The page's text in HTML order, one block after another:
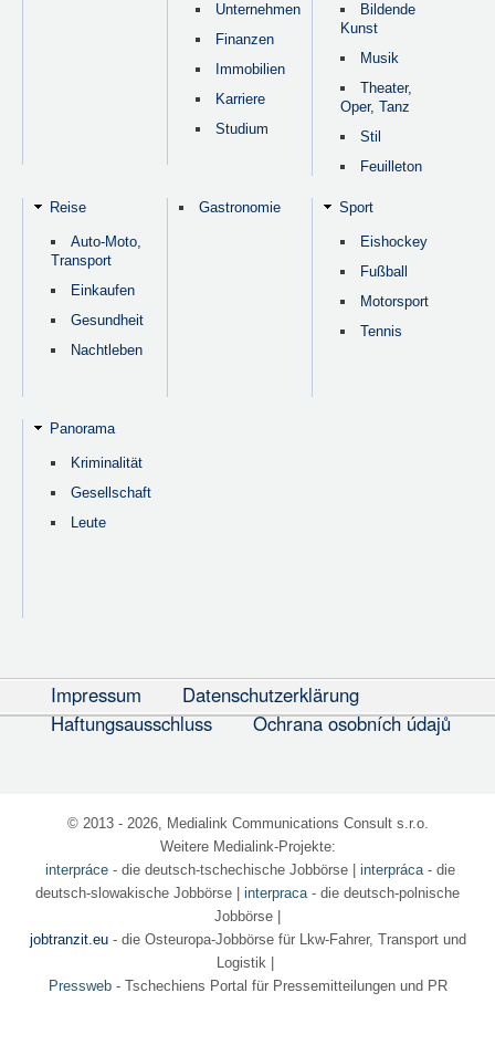
Unternehmen
Finanzen
Immobilien
Karriere
Studium
Bildende
Kunst
Musik
Theater,
Oper, Tanz
Stil
Feuilleton
Reise
Auto-Moto,
Transport
Einkaufen
Gesundheit
Nachtleben
Gastronomie Sport
Eishockey
Fußball
Motorsport
Tennis
Panorama
Kriminalität
Gesellschaft
Leute
Impressum
Datenschutzerklärung
Haftungsausschluss
Ochrana osobních údajů
© 2013 - 2026, Medialink Communications Consult s.r.o.
Weitere Medialink-Projekte:
interpráce- die deutsch-tschechische Jobbörse| interpráca- die
deutsch-slowakische Jobbörse | interpraca- die deutsch-polnische
Jobbörse |
jobtranzit.eu- die Osteuropa-Jobbörse für Lkw-Fahrer, Transport und
Logistik |
Pressweb- Tschechiens Portal für Pressemitteilungen und PR